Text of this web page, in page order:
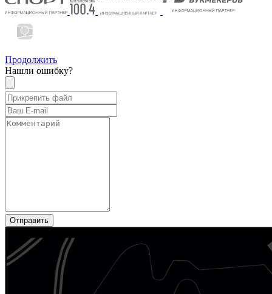
Продолжить
Нашли ошибку?